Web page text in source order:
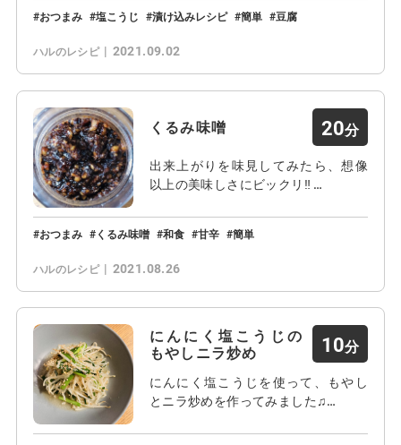
おつまみ 塩こうじ 漬け込みレシピ 簡単 豆腐
ハルのレシピ 2021.09.02
くるみ味噌 20
出来上がりを味見してみたら、想像
以上の美味しさにビックリ‼ …
おつまみ くるみ味噌 和食 甘辛 簡単
ハルのレシピ 2021.08.26
にんにく塩こうじの
もやしニラ炒め
10
にんにく塩こうじを使って、もやし
とニラ炒めを作ってみました♫…